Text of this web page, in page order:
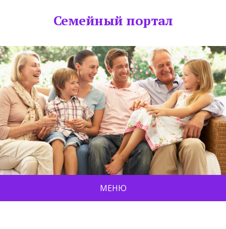
Семейный портал
МЕНЮ